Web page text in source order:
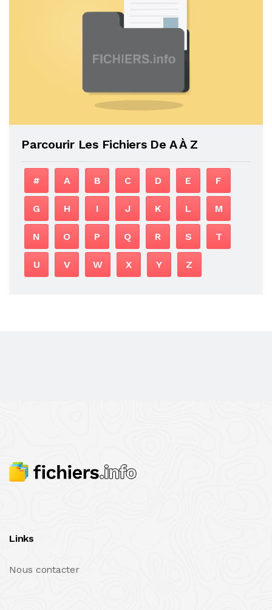
Parcourir Les Fichiers De A À Z
# A B C D E F
G H I J K L M
N O P Q R S T
U V W X Y Z
Links
Nous contacter